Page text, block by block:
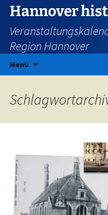
Zum
Inhalt
springen
Hannover
Region Hannover
Menü